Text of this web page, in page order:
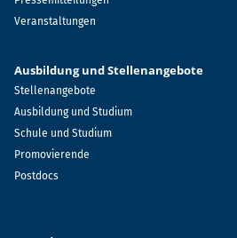
Veranstaltungen
Ausbildung und Stellenangebote
Stellenangebote
Ausbildung und Studium
Schule und Studium
Promovierende
Postdocs